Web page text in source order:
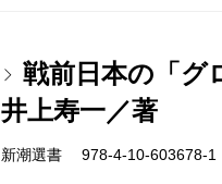
戦前日本の「
井上寿一／著
新潮選書 978-4-10-